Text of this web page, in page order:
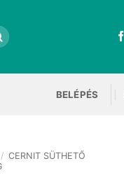
BELÉPÉS
/ CERNIT SÜTHETŐ